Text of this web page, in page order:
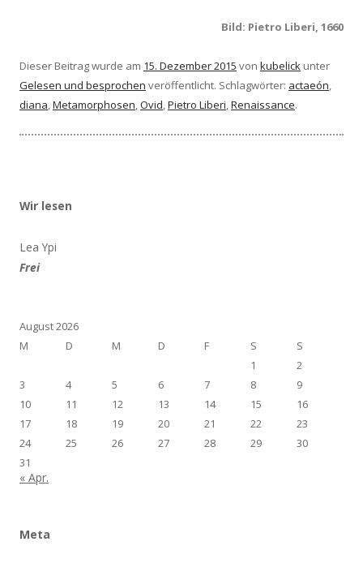
Bild: Pietro Liberi, 1660
Dieser Beitrag wurde am 15. Dezember 2015 von kubelick unter
Gelesen und besprochen veröffentlicht. Schlagwörter: actaeón,
diana,Metamorphosen,Ovid,Pietro Liberi,Renaissance.
Wir lesen
Lea Ypi
Frei
August 2026
M
D M D F S
S
1
2
3
4 5 6 7 8
9
10
11 12 13 14 15
16
17
18 19 20 21 22
23
24
25 26 27 28 29
30
31
« Apr.
Meta